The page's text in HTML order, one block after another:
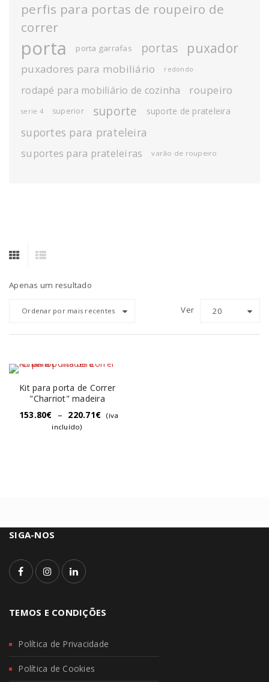
perfis para portas de roupeiro de
correr
porta porta garrafas portas puxador
puxadores para mobiliário redondo
rodapé para mobiliário de cozinha roupeiro
serie 4 superior suporte suporte de prateleira
suportes para prateleira
suportes para prateleiras varão de roupeiro
Apenas um resultado
Ordenar por mais recentes Ver 20
Kit para porta de Correr
"Charriot" madeira
153.80€ – 220.71€
(iva
incluído)
SIGA-NOS
TEMOS E CONDIÇÕES
Política de Privacidade
Política de Cookies